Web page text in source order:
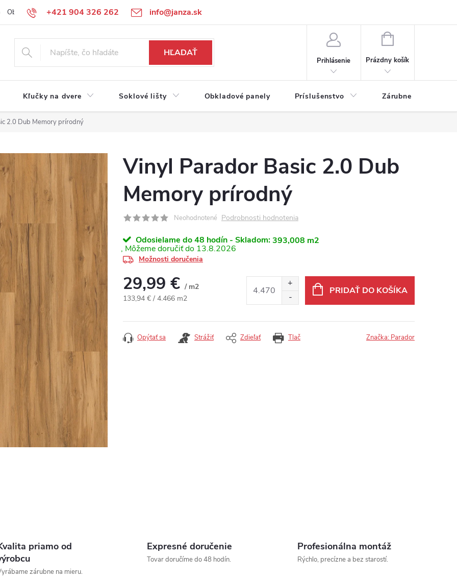
+421 904 326 262 info@janza.sk
Obchodné podmienky Reklamačné podmienky Podmienky ochrany osobných údajov
HĽADAŤ
Prihlásenie
NÁKUPNÝ KOŠÍK
Prázdny košík
Kľučky na dvere Soklové lišty Obkladové panely Príslušenstvo Zárubne
2.0 Dub Memory prírodný
Vinyl Parador Basic 2.0 Dub
Memory prírodný
Neohodnotené Podrobnosti hodnotenia
Odosielame do 48 hodín - Skladom:393,008 m2
13.8.2026
Možnosti doručenia
29,99 € / m2
Jednotková cena:
133,94 € / 4.466 m2
PRIDAŤ DO KOŠÍKA
Tlač
Opýtať sa Strážiť Zdieľať Značka: Parador
priamo od
zárubne na mieru.
Expresné doručenie
Tovar doručíme do 48 hodín.
Profesionálna montáž
Rýchlo, precízne a bez starostí.